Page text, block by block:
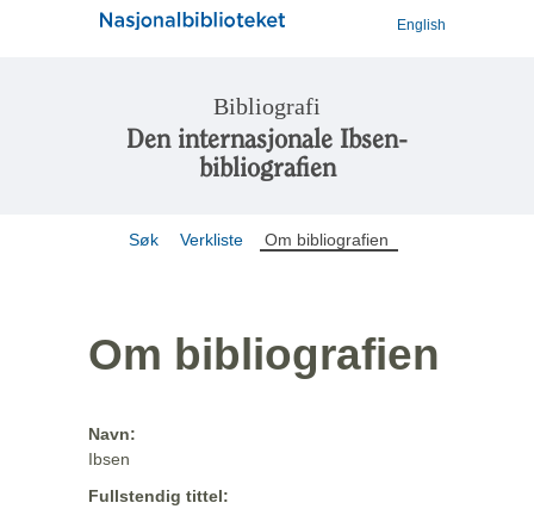
English
Bibliografi
Den internasjonale Ibsen-
bibliografien
Søk Verkliste Om bibliografien
Om bibliografien
Navn:
Ibsen
Fullstendig tittel: